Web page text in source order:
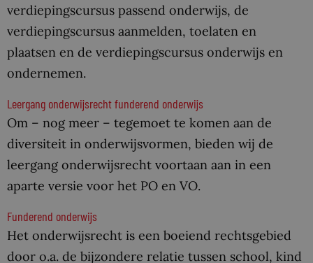
verdiepingscursus passend onderwijs, de
verdiepingscursus aanmelden, toelaten en
plaatsen en de verdiepingscursus onderwijs en
ondernemen.
Leergang onderwijsrecht funderend onderwijs
Om – nog meer – tegemoet te komen aan de
diversiteit in onderwijsvormen, bieden wij de
leergang onderwijsrecht voortaan aan in een
aparte versie voor het PO en VO.
Funderend onderwijs
Het onderwijsrecht is een boeiend rechtsgebied
door o.a. de bijzondere relatie tussen school, kind